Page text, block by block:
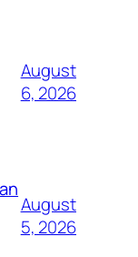
August
6, 2026
August
5, 2026